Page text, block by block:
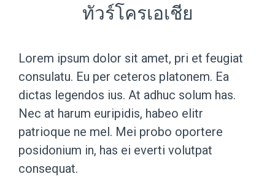
ทัวร์โครเอเชีย
Lorem ipsum dolor sit amet, pri et feugiat
consulatu. Eu per ceteros platonem. Ea
dictas legendos ius. At adhuc solum has.
Nec at harum euripidis, habeo elitr
patrioque ne mel. Mei probo oportere
posidonium in, has ei everti volutpat
consequat.